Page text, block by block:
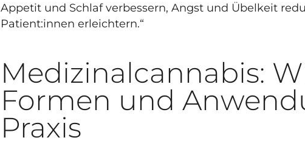
Appetit und Schlaf verbessern, Angst und Übelkeit
Patient:innen erleichtern.“
Medizinalcannabis:
Formen und
Praxis